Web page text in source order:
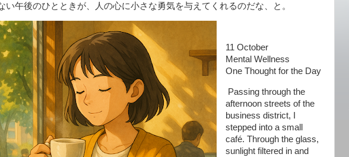
い午後のひとときが、人の心に小さな勇気を与えてくれるのだな、と。
11 October
Mental Wellness
One Thought for the Day
Passing through the
afternoon streets of the
business district, I
stepped into a small
café. Through the glass,
sunlight filtered in and